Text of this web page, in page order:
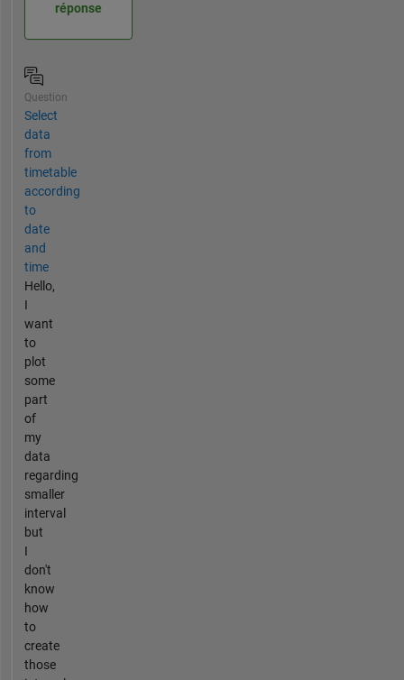
réponse
Question
Select
data
from
timetable
according
to
date
and
time
Hello,
I
want
to
plot
some
part
of
my
data
regarding
smaller
interval
but
I
don't
know
how
to
create
those